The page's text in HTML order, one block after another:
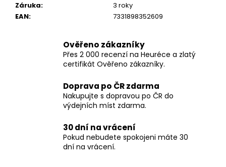
Kategorie
Prkénka
Záruka
3 roky
Ověřeno zákazníky
Přes 2 000 recenzí na Heuréce a zlatý
Doprava po ČR zdarma
Nakupujte s dopravou po ČR do
30 dní na vrácení
Pokud nebudete spokojeni máte 30